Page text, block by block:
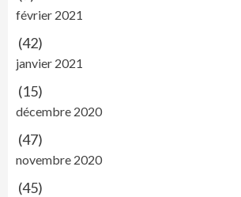
février 2021
(42)
janvier 2021
(15)
décembre 2020
(47)
novembre 2020
(45)